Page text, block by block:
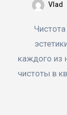
Vlad
Чистота в доме — это не просто вопрос
каждого из
чистоты в